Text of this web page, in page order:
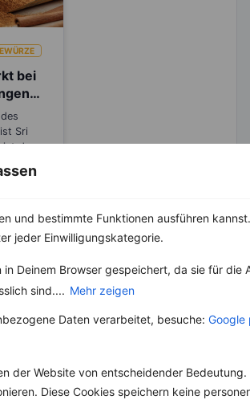
und bestimmte Funktionen ausführen
jeder Einwilligungskategorie.
Deinem Browser gespeichert, da sie für die
sind.... Mehr zeigen
Daten verarbeitet, besuche: Google
der Website von entscheidender Bedeutung.
Diese Cookies speichern keine
bei
Sri
ist der
Rezepte
›
Kalorien: 362 kcal
Fett:
Eiweiß: